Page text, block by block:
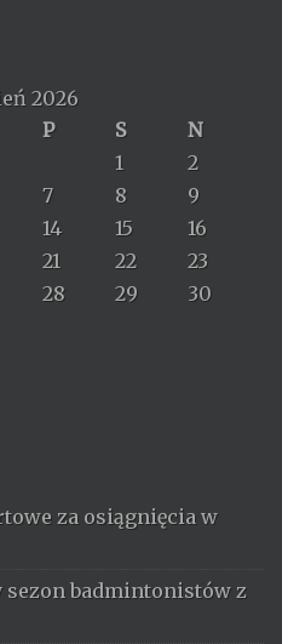
2026
P S
N
1
2
7 8
9
14 15
16
21 22
23
28 29
30
za osiągnięcia w
sezon badmintonistów z